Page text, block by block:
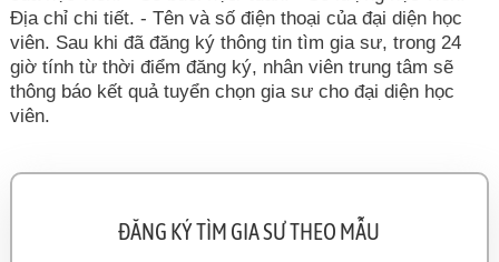
Địa chỉ chi tiết. - Tên và số điện thoại của đại diện học
viên. Sau khi đã đăng ký thông tin tìm gia sư, trong 24
giờ tính từ thời điểm đăng ký, nhân viên trung tâm sẽ
thông báo kết quả tuyển chọn gia sư cho đại diện học
viên.
ĐĂNG KÝ TÌM GIA SƯ THEO MẪU